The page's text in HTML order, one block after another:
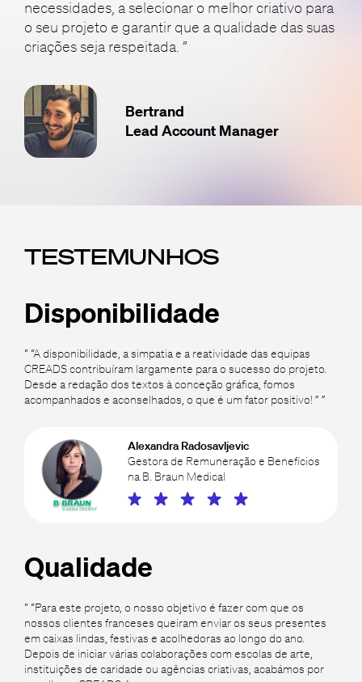
necessidades, a selecionar o melhor criativo para
o seu projeto e garantir que a qualidade das suas
criações seja respeitada. ”
Bertrand
Lead Account Manager
TESTEMUNHOS
Disponibilidade
“ “A disponibilidade, a simpatia e a reatividade das equipas
CREADS contribuíram largamente para o sucesso do projeto.
Desde a redação dos textos à conceção gráfica, fomos
acompanhados e aconselhados, o que é um fator positivo! ” ”
Alexandra Radosavljevic
Gestora de Remuneração e Benefícios
na B. Braun Medical
Qualidade
“ “Para este projeto, o nosso objetivo é fazer com que os
nossos clientes franceses queiram enviar os seus presentes
em caixas lindas, festivas e acolhedoras ao longo do ano.
Depois de iniciar várias colaborações com escolas de arte,
instituições de caridade ou agências criativas, acabámos por